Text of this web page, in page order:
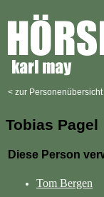
< zur Personenübersicht
Tobias Pagel
Diese Person
Tom Bergen